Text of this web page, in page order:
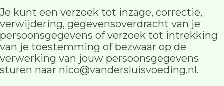
Je kunt een verzoek tot inzage, correctie,
verwijdering, gegevensoverdracht van je
persoonsgegevens of verzoek tot intrekking
van je toestemming of bezwaar op de
verwerking van jouw persoonsgegevens
sturen naar nico@vandersluisvoeding.nl.